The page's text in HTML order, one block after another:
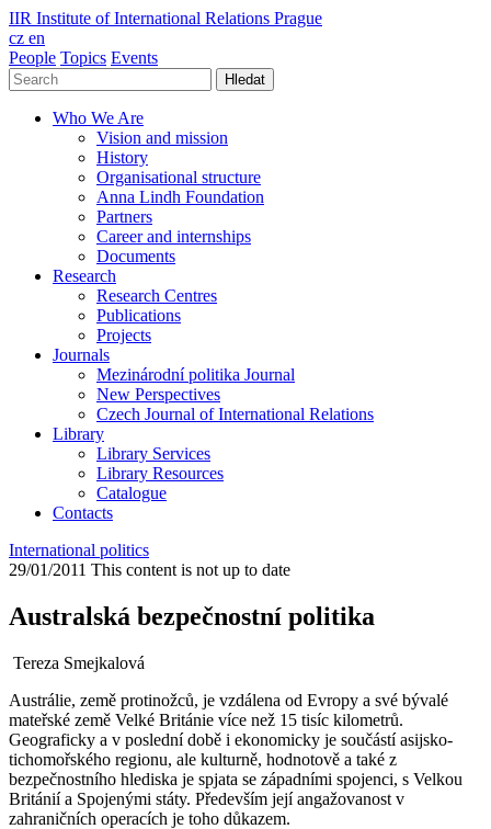
IIR Institute of International Relations Prague
cz en
People Topics Events
Hledat
Who We Are
Vision and mission
History
Organisational structure
Anna Lindh Foundation
Partners
Career and internships
Documents
Research
Research Centres
Publications
Projects
Journals
Mezinárodní politika Journal
New Perspectives
Czech Journal of International Relations
Library
Library Services
Library Resources
Catalogue
Contacts
International politics
29/01/2011 This content is not up to date
Australská bezpečnostní politika
Tereza Smejkalová
Austrálie, země protinožců, je vzdálena od Evropy a své bývalé
mateřské země Velké Británie více než 15 tisíc kilometrů.
Geograficky a v poslední době i ekonomicky je součástí asijsko-
tichomořského regionu, ale kulturně, hodnotově a také z
bezpečnostního hlediska je spjata se západními spojenci, s Velkou
Británií a Spojenými státy. Především její angažovanost v
zahraničních operacích je toho důkazem.